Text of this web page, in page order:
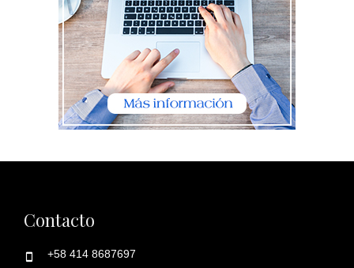
Contacto
+58 414 8687697